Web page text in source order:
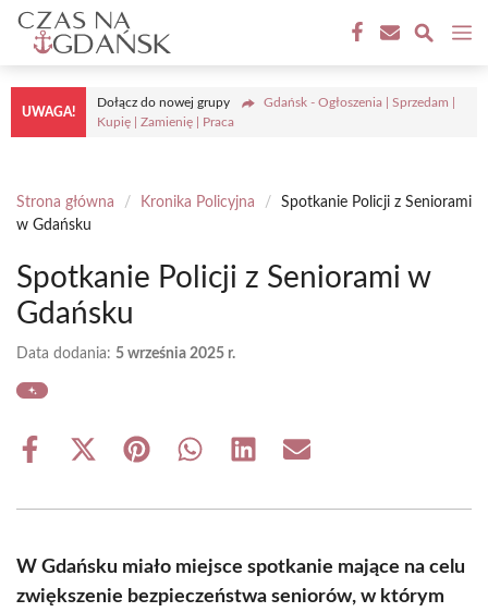
Przejdź
treści
UWAGA!
Dołącz do nowej grupy
Gdańsk - Ogłoszenia | Sprzedam |
Kupię | Zamienię | Praca
Strona główna / Kronika Policyjna /
Spotkanie Policji z Seniorami
w Gdańsku
Spotkanie Policji z Seniorami w
Gdańsku
Data dodania: 5 września 2025 r.
Share
Share
(Twitter)
Share Share Share Share
W Gdańsku miało miejsce spotkanie mające na celu
zwiększenie bezpieczeństwa seniorów, w którym